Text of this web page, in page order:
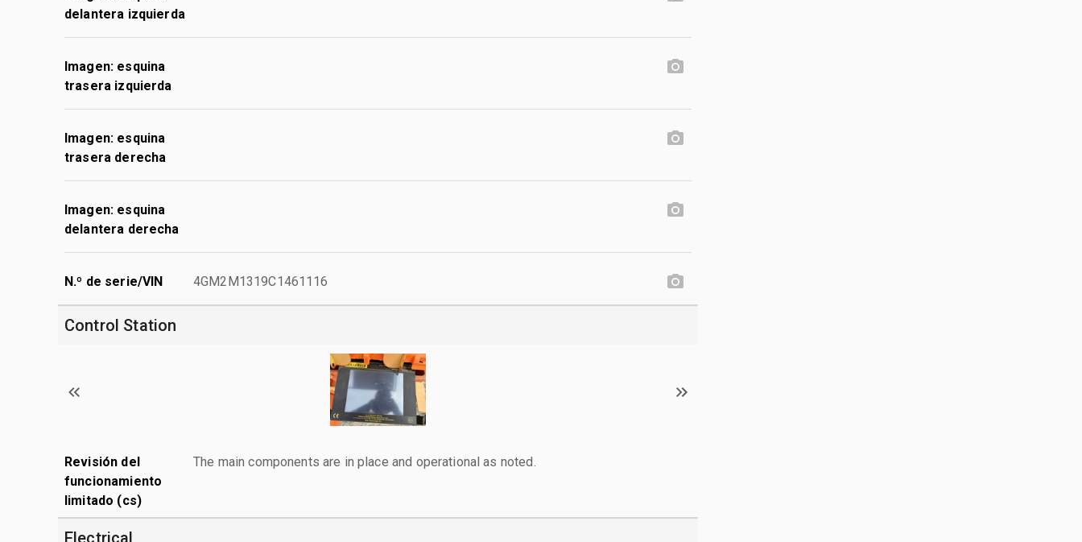
delantera izquierda
Imagen: esquina
trasera izquierda
Imagen: esquina
trasera derecha
Imagen: esquina
delantera derecha
N.º de serie/VIN 4GM2M1319C1461116
Control Station
Revisión del
funcionamiento
limitado (cs)
The main components are in place and operational as noted.
Electrical